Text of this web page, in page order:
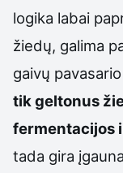
logika labai
žiedų, galima
gaivų
tik geltonus
fermentacijos
tada gira